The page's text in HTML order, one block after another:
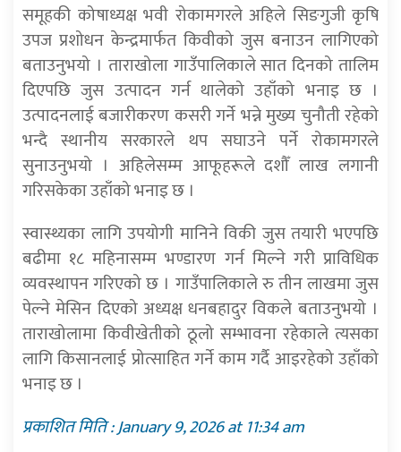
समूहकी कोषाध्यक्ष भवी रोकामगरले अहिले सिङगुजी कृषि
उपज प्रशोधन केन्द्रमार्फत किवीको जुस बनाउन लागिएको
बताउनुभयो । ताराखोला गाउँपालिकाले सात दिनको तालिम
दिएपछि जुस उत्पादन गर्न थालेको उहाँको भनाइ छ ।
उत्पादनलाई बजारीकरण कसरी गर्ने भन्ने मुख्य चुनौती रहेको
भन्दै स्थानीय सरकारले थप सघाउने पर्ने रोकामगरले
सुनाउनुभयो । अहिलेसम्म आफूहरूले दशौँ लाख लगानी
गरिसकेका उहाँको भनाइ छ ।
स्वास्थ्यका लागि उपयोगी मानिने विकी जुस तयारी भएपछि
बढीमा १८ महिनासम्म भण्डारण गर्न मिल्ने गरी प्राविधिक
व्यवस्थापन गरिएको छ । गाउँपालिकाले रु तीन लाखमा जुस
पेल्ने मेसिन दिएको अध्यक्ष धनबहादुर विकले बताउनुभयो ।
ताराखोलामा किवीखेतीको ठूलो सम्भावना रहेकाले त्यसका
लागि किसानलाई प्रोत्साहित गर्ने काम गर्दै आइरहेको उहाँको
भनाइ छ ।
प्रकाशित मिति : January 9, 2026 at 11:34 am